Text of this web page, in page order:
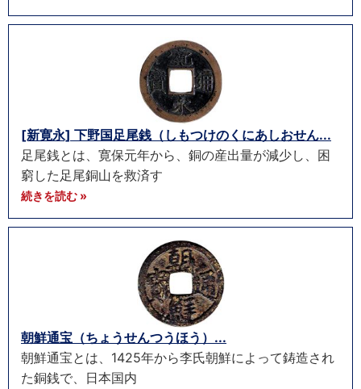
[新寛永] 下野国足尾銭（しもつけのくにあしおせん...
足尾銭とは、寛保元年から、銅の産出量が減少し、困
窮した足尾銅山を救済す
続きを読む »
朝鮮通宝（ちょうせんつうほう）...
朝鮮通宝とは、1425年から李氏朝鮮によって鋳造され
た銅銭で、日本国内